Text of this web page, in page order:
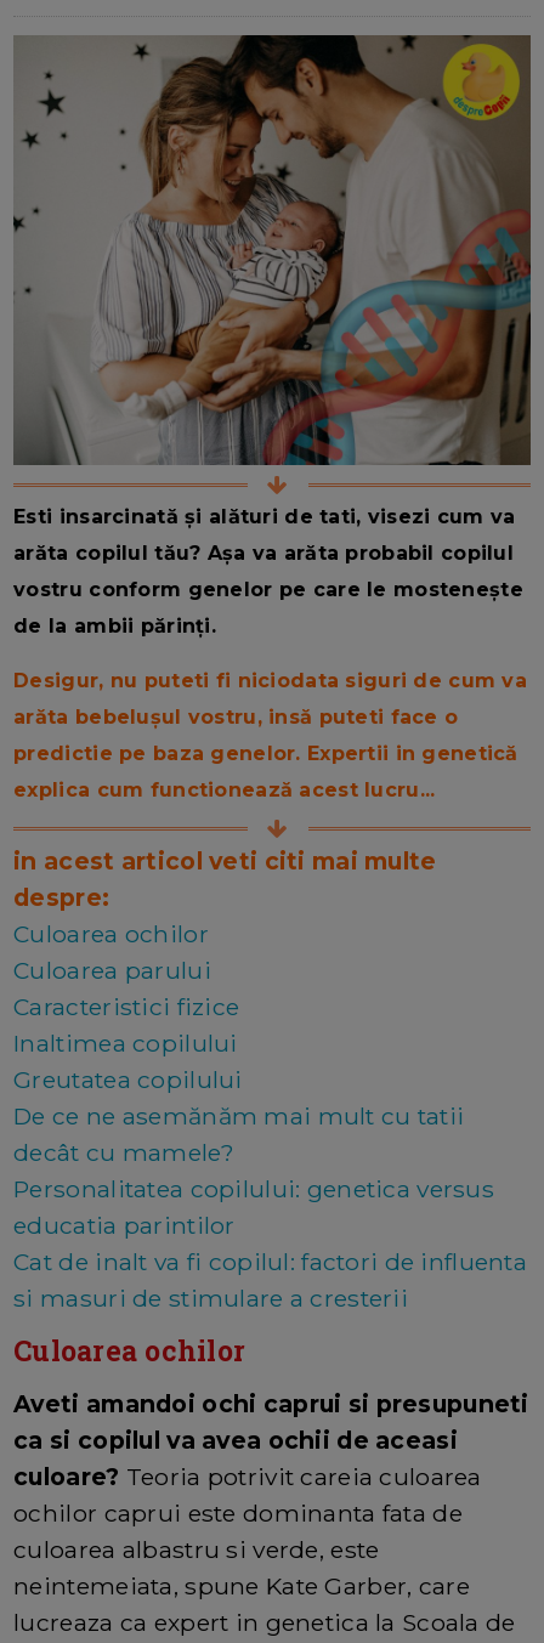
Esti insarcinată și alături de tati, visezi cum va
arăta copilul tău? Așa va arăta probabil copilul
vostru conform genelor pe care le mostenește
de la ambii părinți.
Desigur, nu puteti fi niciodata siguri de cum va
arăta bebelușul vostru, insă puteti face o
predictie pe baza genelor. Expertii in genetică
explica cum functionează acest lucru...
in acest articol veti citi mai multe
despre:
Culoarea ochilor
Culoarea parului
Caracteristici fizice
Inaltimea copilului
Greutatea copilului
De ce ne asemănăm mai mult cu tatii
decât cu mamele?
Personalitatea copilului: genetica versus
educatia parintilor
Cat de inalt va fi copilul: factori de influenta
si masuri de stimulare a cresterii
Culoarea ochilor
Aveti amandoi ochi caprui si presupuneti
ca si copilul va avea ochii de aceasi
culoare? Teoria potrivit careia culoarea
ochilor caprui este dominanta fata de
culoarea albastru si verde, este
neintemeiata, spune Kate Garber, care
lucreaza ca expert in genetica la Scoala de